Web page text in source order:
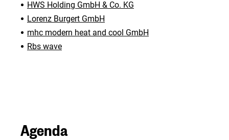
HWS Holding GmbH & Co. KG
Lorenz Burgert GmbH
mhc modern heat and cool GmbH
Rbs wave
Agenda